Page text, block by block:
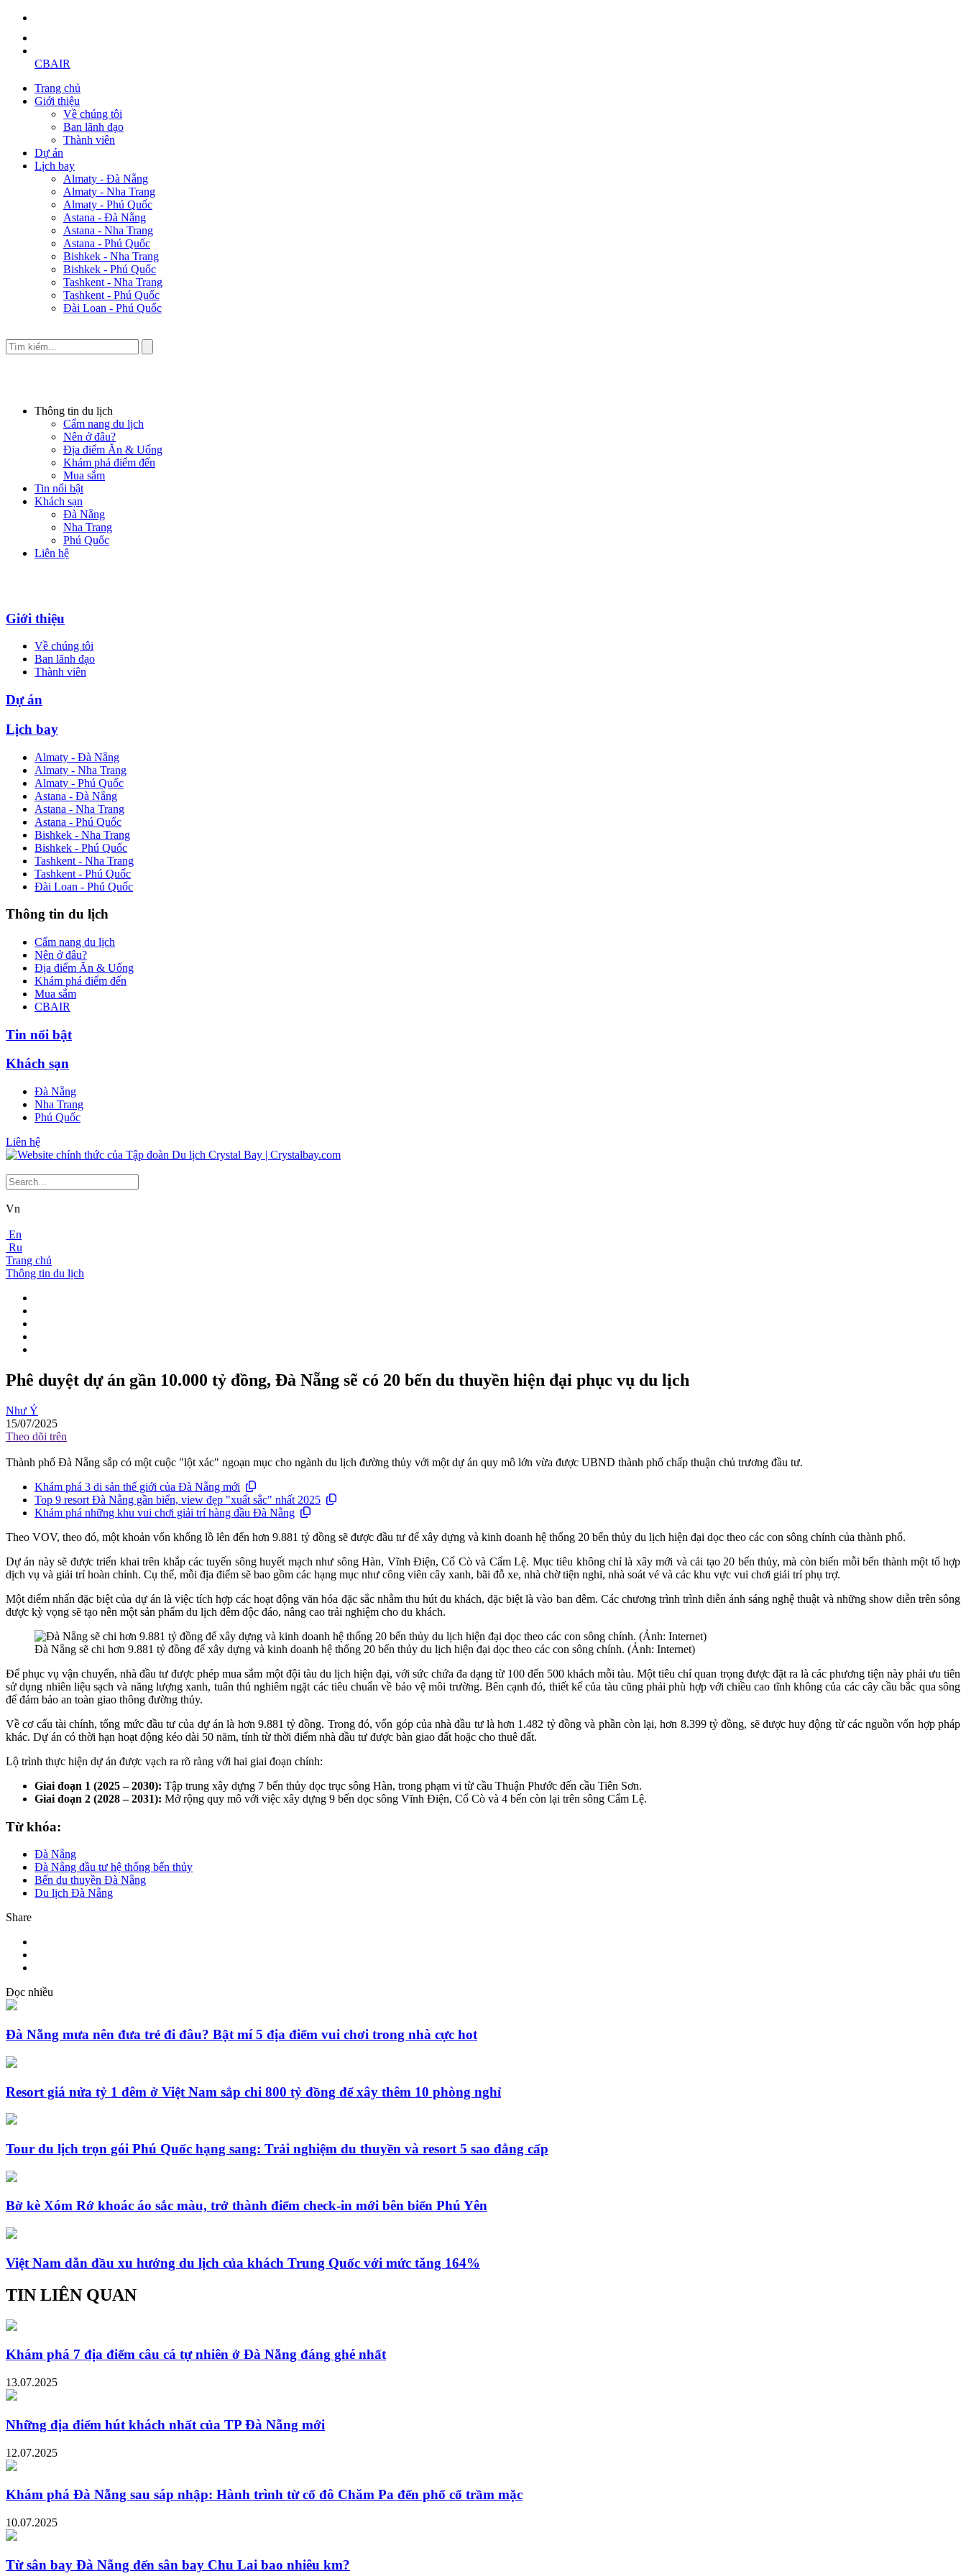
CBAIR
Trang chủ
Giới thiệu
Về chúng tôi
Ban lãnh đạo
Thành viên
Dự án
Lịch bay
Almaty - Đà Nẵng
Almaty - Nha Trang
Almaty - Phú Quốc
Astana - Đà Nẵng
Astana - Nha Trang
Astana - Phú Quốc
Bishkek - Nha Trang
Bishkek - Phú Quốc
Tashkent - Nha Trang
Tashkent - Phú Quốc
Đài Loan - Phú Quốc
Thông tin du lịch
Cẩm nang du lịch
Nên ở đâu?
Địa điểm Ăn & Uống
Khám phá điểm đến
Mua sắm
Tin nổi bật
Khách sạn
Đà Nẵng
Nha Trang
Phú Quốc
Liên hệ
Giới thiệu
Về chúng tôi
Ban lãnh đạo
Thành viên
Dự án
Lịch bay
Almaty - Đà Nẵng
Almaty - Nha Trang
Almaty - Phú Quốc
Astana - Đà Nẵng
Astana - Nha Trang
Astana - Phú Quốc
Bishkek - Nha Trang
Bishkek - Phú Quốc
Tashkent - Nha Trang
Tashkent - Phú Quốc
Đài Loan - Phú Quốc
Thông tin du lịch
Cẩm nang du lịch
Nên ở đâu?
Địa điểm Ăn & Uống
Khám phá điểm đến
Mua sắm
CBAIR
Tin nổi bật
Khách sạn
Đà Nẵng
Nha Trang
Phú Quốc
Liên hệ
Vn
En
Ru
Trang chủ
Thông tin du lịch
Phê duyệt dự án gần 10.000 tỷ đồng, Đà Nẵng sẽ có 20 bến du thuyền hiện đại phục vụ du lịch
Như Ý
15/07/2025
Theo dõi trên
Thành phố Đà Nẵng sắp có một cuộc "lột xác" ngoạn mục cho ngành du lịch đường thủy với một dự án quy mô lớn vừa được UBND thành phố chấp thuận chủ trương đầu tư.
Khám phá 3 di sản thế giới của Đà Nẵng mới
Top 9 resort Đà Nẵng gần biển, view đẹp "xuất sắc" nhất 2025
Khám phá những khu vui chơi giải trí hàng đầu Đà Nẵng
Theo VOV, theo đó, một khoản vốn khổng lồ lên đến hơn 9.881 tỷ đồng sẽ được đầu tư để xây dựng và kinh doanh hệ thống 20 bến thủy du lịch hiện đại dọc theo các con sông chính của thành phố.
Dự án này sẽ được triển khai trên khắp các tuyến sông huyết mạch như sông Hàn, Vĩnh Điện, Cổ Cò và Cẩm Lệ. Mục tiêu không chỉ là xây mới và cải tạo 20 bến thủy, mà còn biến mỗi bến thành một tổ hợp
dịch vụ và giải trí hoàn chỉnh. Cụ thể, mỗi địa điểm sẽ bao gồm các hạng mục như công viên cây xanh, bãi đỗ xe, nhà chờ tiện nghi, nhà soát vé và các khu vực vui chơi giải trí phụ trợ.
Một điểm nhấn đặc biệt của dự án là việc tích hợp các hoạt động văn hóa đặc sắc nhằm thu hút du khách, đặc biệt là vào ban đêm. Các chương trình trình diễn ánh sáng nghệ thuật và những show diễn trên sông
được kỳ vọng sẽ tạo nên một sản phẩm du lịch đêm độc đáo, nâng cao trải nghiệm cho du khách.
Đà Nẵng sẽ chi hơn 9.881 tỷ đồng để xây dựng và kinh doanh hệ thống 20 bến thủy du lịch hiện đại dọc theo các con sông chính. (Ảnh: Internet)
Để phục vụ vận chuyển, nhà đầu tư được phép mua sắm một đội tàu du lịch hiện đại, với sức chứa đa dạng từ 100 đến 500 khách mỗi tàu. Một tiêu chí quan trọng được đặt ra là các phương tiện này phải ưu tiên
sử dụng nhiên liệu sạch và năng lượng xanh, tuân thủ nghiêm ngặt các tiêu chuẩn về bảo vệ môi trường. Bên cạnh đó, thiết kế của tàu cũng phải phù hợp với chiều cao tĩnh không của các cây cầu bắc qua sông
để đảm bảo an toàn giao thông đường thủy.
Về cơ cấu tài chính, tổng mức đầu tư của dự án là hơn 9.881 tỷ đồng. Trong đó, vốn góp của nhà đầu tư là hơn 1.482 tỷ đồng và phần còn lại, hơn 8.399 tỷ đồng, sẽ được huy động từ các nguồn vốn hợp pháp
khác. Dự án có thời hạn hoạt động kéo dài 50 năm, tính từ thời điểm nhà đầu tư được bàn giao đất hoặc cho thuê đất.
Lộ trình thực hiện dự án được vạch ra rõ ràng với hai giai đoạn chính:
Giai đoạn 1 (2025 – 2030): Tập trung xây dựng 7 bến thủy dọc trục sông Hàn, trong phạm vi từ cầu Thuận Phước đến cầu Tiên Sơn.
Giai đoạn 2 (2028 – 2031): Mở rộng quy mô với việc xây dựng 9 bến dọc sông Vĩnh Điện, Cổ Cò và 4 bến còn lại trên sông Cẩm Lệ.
Từ khóa:
Đà Nẵng
Đà Nẵng đầu tư hệ thống bến thủy
Bến du thuyền Đà Nẵng
Du lịch Đà Nẵng
Share
Đọc nhiều
Đà Nẵng mưa nên đưa trẻ đi đâu? Bật mí 5 địa điểm vui chơi trong nhà cực hot
Resort giá nửa tỷ 1 đêm ở Việt Nam sắp chi 800 tỷ đồng để xây thêm 10 phòng nghỉ
Tour du lịch trọn gói Phú Quốc hạng sang: Trải nghiệm du thuyền và resort 5 sao đẳng cấp
Bờ kè Xóm Rớ khoác áo sắc màu, trở thành điểm check-in mới bên biển Phú Yên
Việt Nam dẫn đầu xu hướng du lịch của khách Trung Quốc với mức tăng 164%
TIN LIÊN QUAN
Khám phá 7 địa điểm câu cá tự nhiên ở Đà Nẵng đáng ghé nhất
13.07.2025
Những địa điểm hút khách nhất của TP Đà Nẵng mới
12.07.2025
Khám phá Đà Nẵng sau sáp nhập: Hành trình từ cố đô Chăm Pa đến phố cổ trầm mặc
10.07.2025
Từ sân bay Đà Nẵng đến sân bay Chu Lai bao nhiêu km?